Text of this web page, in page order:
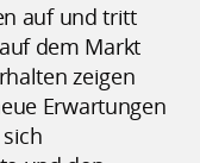
auf und tritt
dem Markt
zeigen
Erwartungen